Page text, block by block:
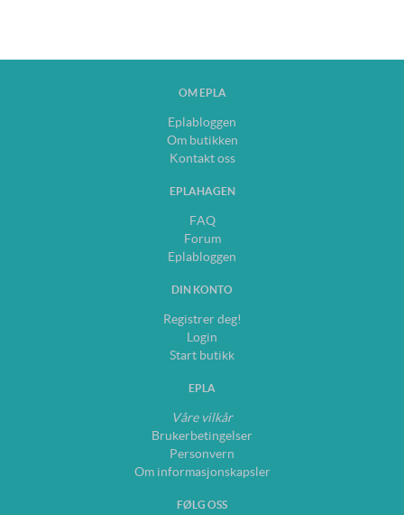
OM EPLA
Eplabloggen
Om butikken
Kontakt oss
EPLAHAGEN
FAQ
Forum
Eplabloggen
DIN KONTO
Registrer deg!
Login
Start butikk
EPLA
Våre vilkår
Brukerbetingelser
Personvern
Om informasjonskapsler
FØLG OSS